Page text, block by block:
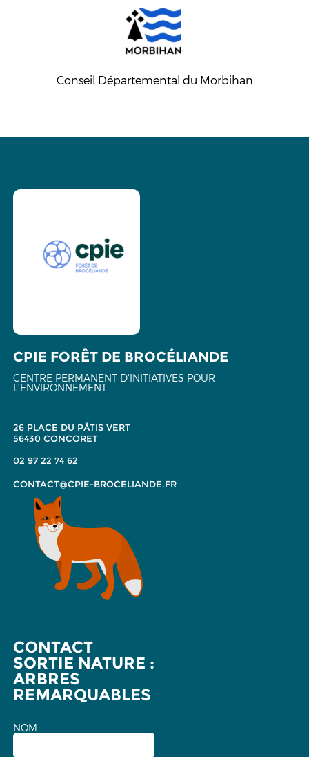
Conseil Départemental du Morbihan
CPIE FORÊT DE BROCÉLIANDE
CENTRE PERMANENT D'INITIATIVES POUR
L'ENVIRONNEMENT
26 PLACE DU PÂTIS VERT
56430 CONCORET
02 97 22 74 62
CONTACT@CPIE-BROCELIANDE.FR
CONTACT
SORTIE NATURE :
ARBRES
REMARQUABLES
NOM